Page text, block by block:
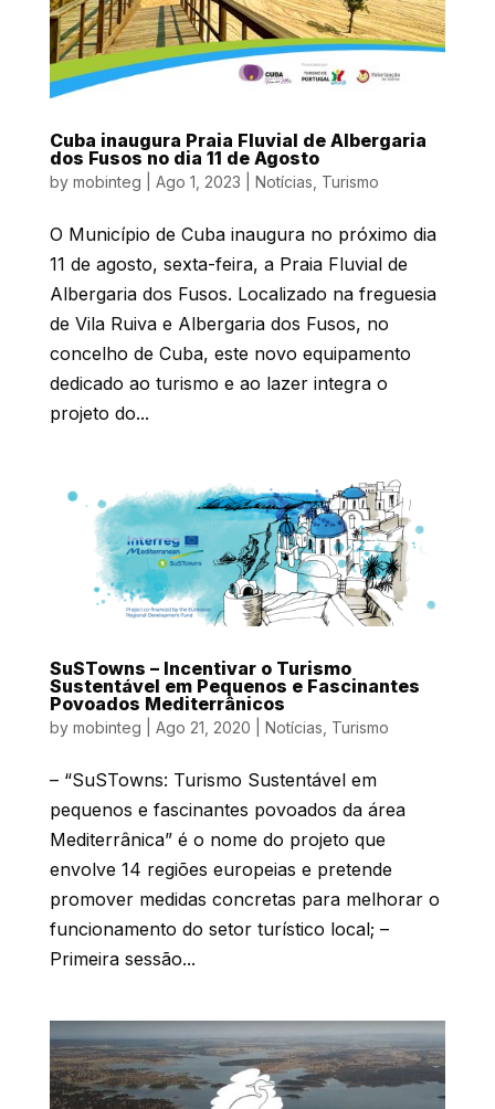
Cuba inaugura Praia Fluvial de Albergaria
dos Fusos no dia 11 de Agosto
by mobinteg Ago 1, 2023 Notícias Turismo
O Município de Cuba inaugura no próximo dia
11 de agosto, sexta-feira, a Praia Fluvial de
Albergaria dos Fusos. Localizado na freguesia
de Vila Ruiva e Albergaria dos Fusos, no
concelho de Cuba, este novo equipamento
dedicado ao turismo e ao lazer integra o
projeto do...
SuSTowns – Incentivar o Turismo
Sustentável em Pequenos e Fascinantes
Povoados Mediterrânicos
by mobinteg Ago 21, 2020 Notícias Turismo
– “SuSTowns: Turismo Sustentável em
pequenos e fascinantes povoados da área
Mediterrânica” é o nome do projeto que
envolve 14 regiões europeias e pretende
promover medidas concretas para melhorar o
funcionamento do setor turístico local; –
Primeira sessão...